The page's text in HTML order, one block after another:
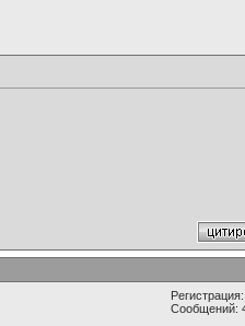
Сообщений: